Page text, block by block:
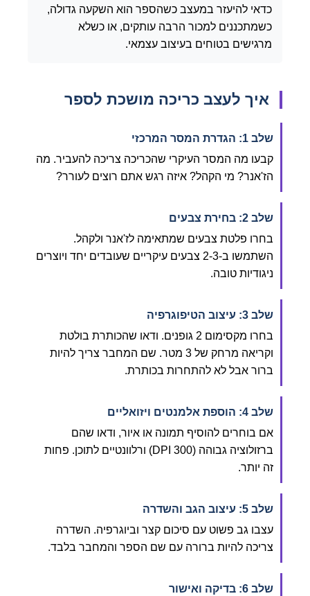
כדאי להיעזר במעצב כשהספר הוא השקעה גדולה,
כשמתכננים למכור הרבה עותקים, או כשלא
מרגישים בטוחים בעיצוב עצמאי.
איך לעצב כריכה מושכת לספר
שלב 1: הגדרת המסר המרכזי
קבעו מה המסר העיקרי שהכריכה צריכה להעביר. מה
הז'אנר? מי הקהל? איזה רגש אתם רוצים לעורר?
שלב 2: בחירת צבעים
בחרו פלטת צבעים שמתאימה לז'אנר ולקהל.
השתמשו ב-2-3 צבעים עיקריים שעובדים יחד ויוצרים
ניגודיות טובה.
שלב 3: עיצוב הטיפוגרפיה
בחרו מקסימום 2 גופנים. ודאו שהכותרת בולטת
וקריאה מרחק של 3 מטר. שם המחבר צריך להיות
ברור אבל לא להתחרות בכותרת.
שלב 4: הוספת אלמנטים ויזואליים
אם בוחרים להוסיף תמונה או איור, ודאו שהם
ברזולוציה גבוהה (300 DPI) ורלוונטיים לתוכן. פחות
זה יותר.
שלב 5: עיצוב הגב והשדרה
עצבו גב פשוט עם סיכום קצר וביוגרפיה. השדרה
צריכה להיות ברורה עם שם הספר והמחבר בלבד.
שלב 6: בדיקה ואישור